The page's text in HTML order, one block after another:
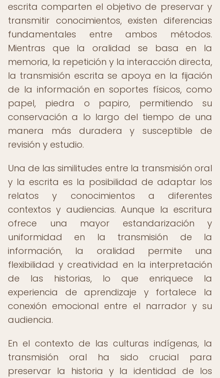
escrita comparten el objetivo de preservar y
transmitir conocimientos, existen diferencias
fundamentales entre ambos métodos.
Mientras que la oralidad se basa en la
memoria, la repetición y la interacción directa,
la transmisión escrita se apoya en la fijación
de la información en soportes físicos, como
papel, piedra o papiro, permitiendo su
conservación a lo largo del tiempo de una
manera más duradera y susceptible de
revisión y estudio.
Una de las similitudes entre la transmisión oral
y la escrita es la posibilidad de adaptar los
relatos y conocimientos a diferentes
contextos y audiencias. Aunque la escritura
ofrece una mayor estandarización y
uniformidad en la transmisión de la
información, la oralidad permite una
flexibilidad y creatividad en la interpretación
de las historias, lo que enriquece la
experiencia de aprendizaje y fortalece la
conexión emocional entre el narrador y su
audiencia.
En el contexto de las culturas indígenas, la
transmisión oral ha sido crucial para
preservar la historia y la identidad de los